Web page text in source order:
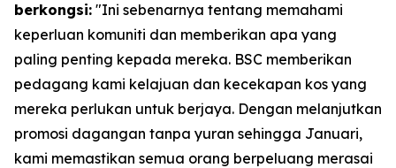
berkongsi: "Ini sebenarnya tentang memahami
keperluan komuniti dan memberikan apa yang
paling penting kepada mereka. BSC memberikan
pedagang kami kelajuan dan kecekapan kos yang
mereka perlukan untuk berjaya. Dengan melanjutkan
promosi dagangan tanpa yuran sehingga Januari,
kami memastikan semua orang berpeluang merasai